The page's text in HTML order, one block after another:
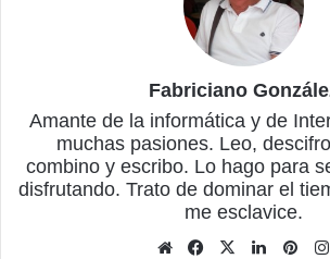
Fabriciano
Amante de la informática y de
muchas pasiones. Leo,
combino y escribo. Lo hago para
disfrutando. Trato de dominar el
me esclavice.
Sitio
Facebook
X LinkedIn